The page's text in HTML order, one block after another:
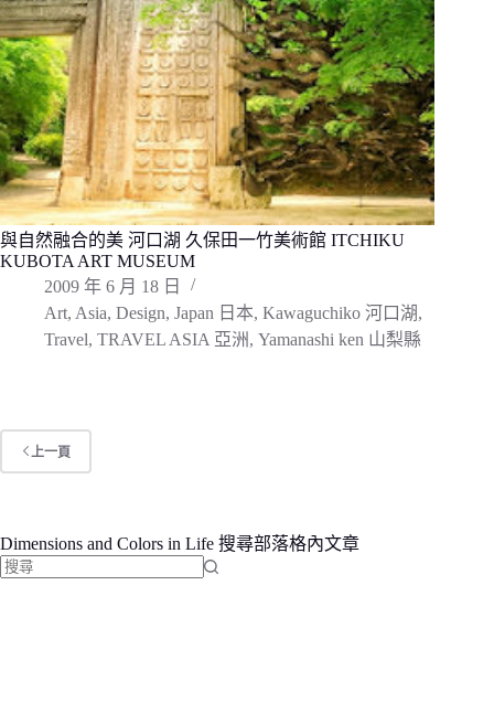
與自然融合的美 河口湖 久保田一竹美術館 ITCHIKU
KUBOTA ART MUSEUM
2009 年 6 月 18 日
Art, Asia, Design, Japan 日本, Kawaguchiko 河口湖,
Travel, TRAVEL ASIA 亞洲, Yamanashi ken 山梨縣
上一頁
Dimensions and Colors in Life 搜尋部落格內文章